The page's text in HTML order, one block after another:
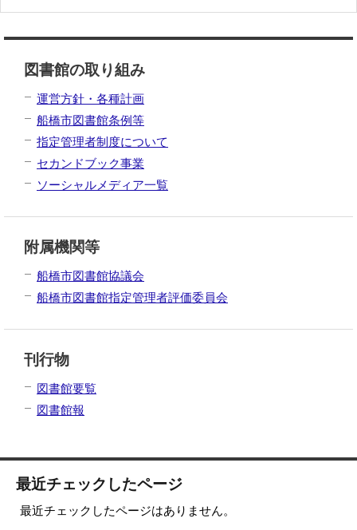
図書館の取り組み
運営方針・各種計画
船橋市図書館条例等
指定管理者制度について
セカンドブック事業
ソーシャルメディア一覧
附属機関等
船橋市図書館協議会
船橋市図書館指定管理者評価委員会
刊行物
図書館要覧
図書館報
最近チェックしたページ
最近チェックしたページはありません。